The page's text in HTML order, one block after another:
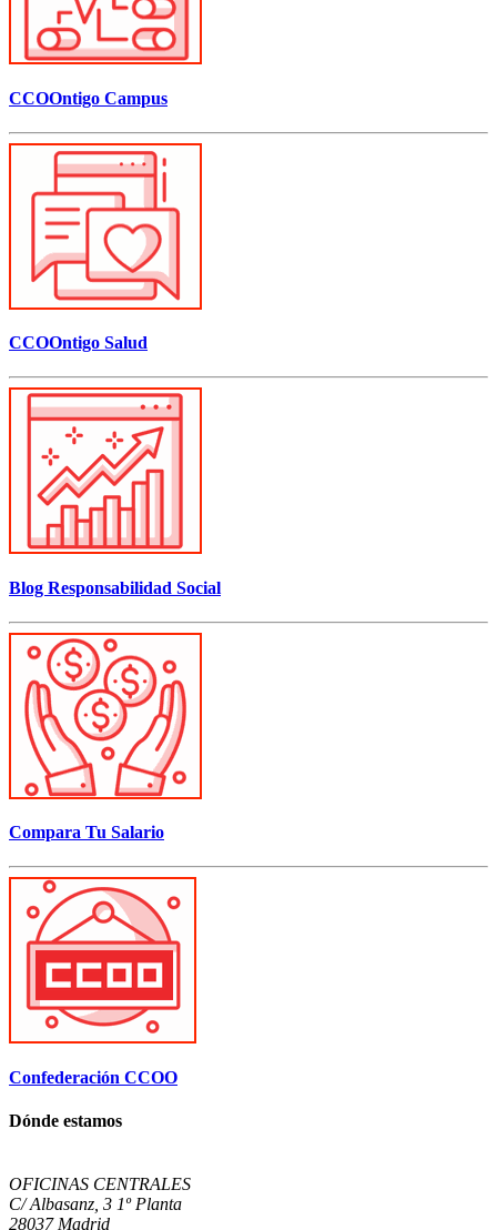
CCOOntigo Campus
CCOOntigo Salud
Blog Responsabilidad Social
Compara Tu Salario
Confederación CCOO
Dónde estamos
OFICINAS CENTRALES
C/ Albasanz, 3 1º Planta
28037 Madrid